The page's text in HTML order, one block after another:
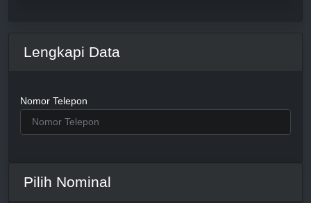
Lengkapi Data
Nomor Telepon
Pilih Nominal